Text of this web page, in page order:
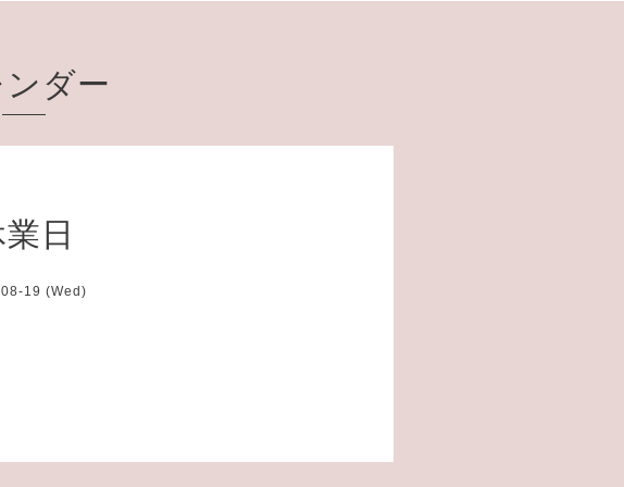
ンダー
日
19 (Wed)